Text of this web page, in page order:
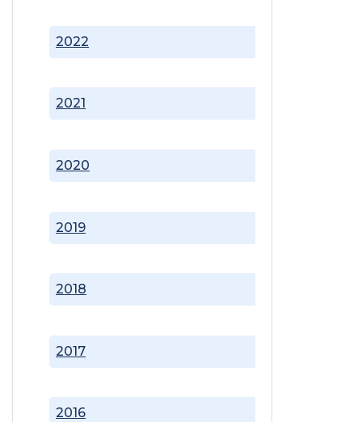
2016
2017
2018
2019
2020
2021
2022